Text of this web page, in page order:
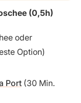
(0,5h)
oder
Option)
Port(30 Min.